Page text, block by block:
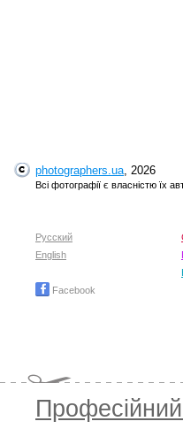
photographers.ua, 2026
Всі фотографії є власністю їх
Русский
English
Facebook